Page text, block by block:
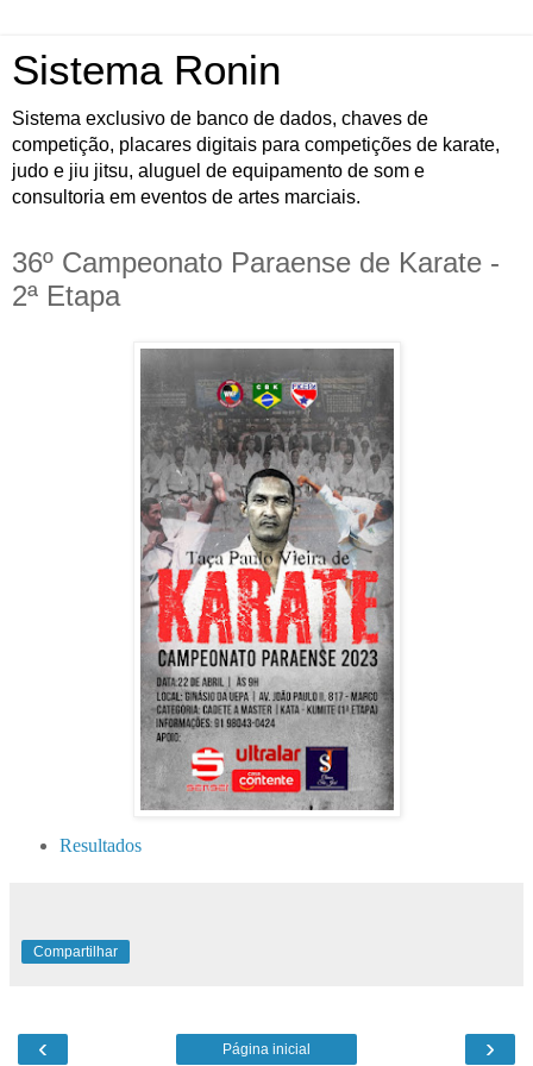
Sistema Ronin
Sistema exclusivo de banco de dados, chaves de
competição, placares digitais para competições de karate,
judo e jiu jitsu, aluguel de equipamento de som e
consultoria em eventos de artes marciais.
36º Campeonato Paraense de Karate -
2ª Etapa
Resultados
Compartilhar
‹ ›
Página inicial